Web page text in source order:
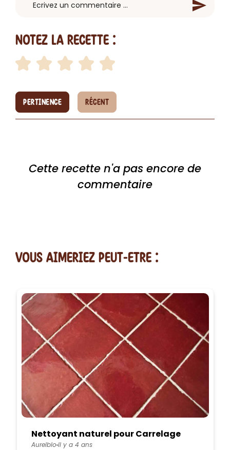
Notez la recette :
PERTINENCE RÉCENT
Cette recette n'a pas encore de
commentaire
vous AIMERiEZ PEUT-ETRE :
Nettoyant naturel pour Carrelage
AurelbloIl y a 4 ans